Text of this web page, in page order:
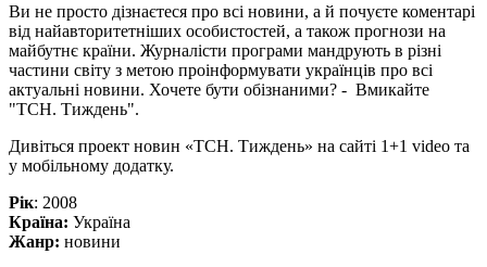
Ви не просто дізнаєтеся про всі новини, а й почуєте коментарі
від найавторитетніших особистостей, а також прогнози на
майбутнє країни. Журналісти програми мандрують в різні
частини світу з метою проінформувати українців про всі
актуальні новини. Хочете бути обізнаними? - Вмикайте
"ТСН. Тиждень".
Дивіться проект новин «ТСН. Тиждень» на сайті 1+1 video та
у мобільному додатку.
Рік: 2008
Країна: Україна
Жанр: новини